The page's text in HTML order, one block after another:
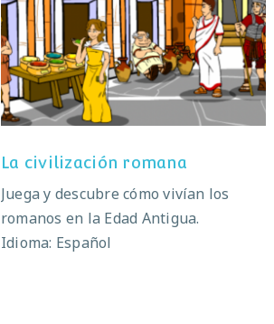
La civilización romana
La civilización romana
Juega y descubre cómo vivían los
romanos en la Edad Antigua.
Idioma: Español